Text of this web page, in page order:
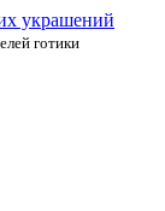
готики